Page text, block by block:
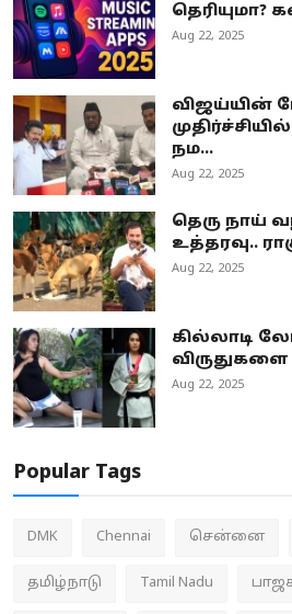
தெரியுமா?
Aug 22, 2025
விஜய்யின்
நம...
Aug 22, 2025
தெரு நாய்
உத்தரவு..
Aug 22, 2025
கில்லாடி
விருதுகளை
Aug 22, 2025
Popular Tags
DMK Chennai சென்னை
தமிழ்நாடு Tamil Nadu